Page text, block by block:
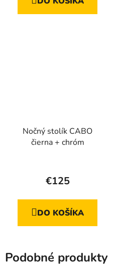
Nočný stolík CABO
čierna + chróm
€125
DO KOŠÍKA
Podobné produkty